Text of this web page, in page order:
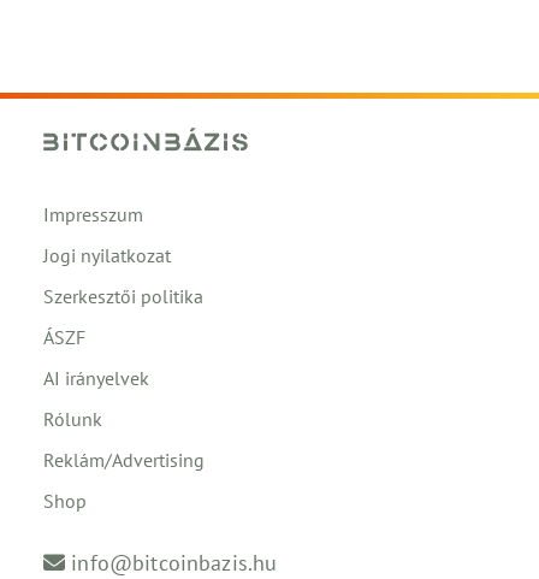
Impresszum
Jogi nyilatkozat
Szerkesztői politika
ÁSZF
AI irányelvek
Rólunk
Reklám/Advertising
Shop
info@bitcoinbazis.hu